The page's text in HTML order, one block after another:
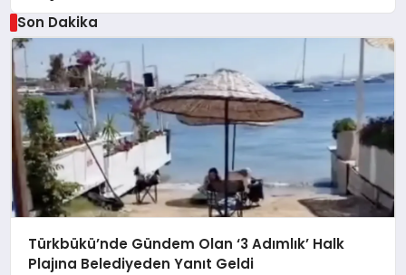
Son Dakika
Türkbükü’nde Gündem Olan ‘3 Adımlık’ Halk
Plajına Belediyeden Yanıt Geldi